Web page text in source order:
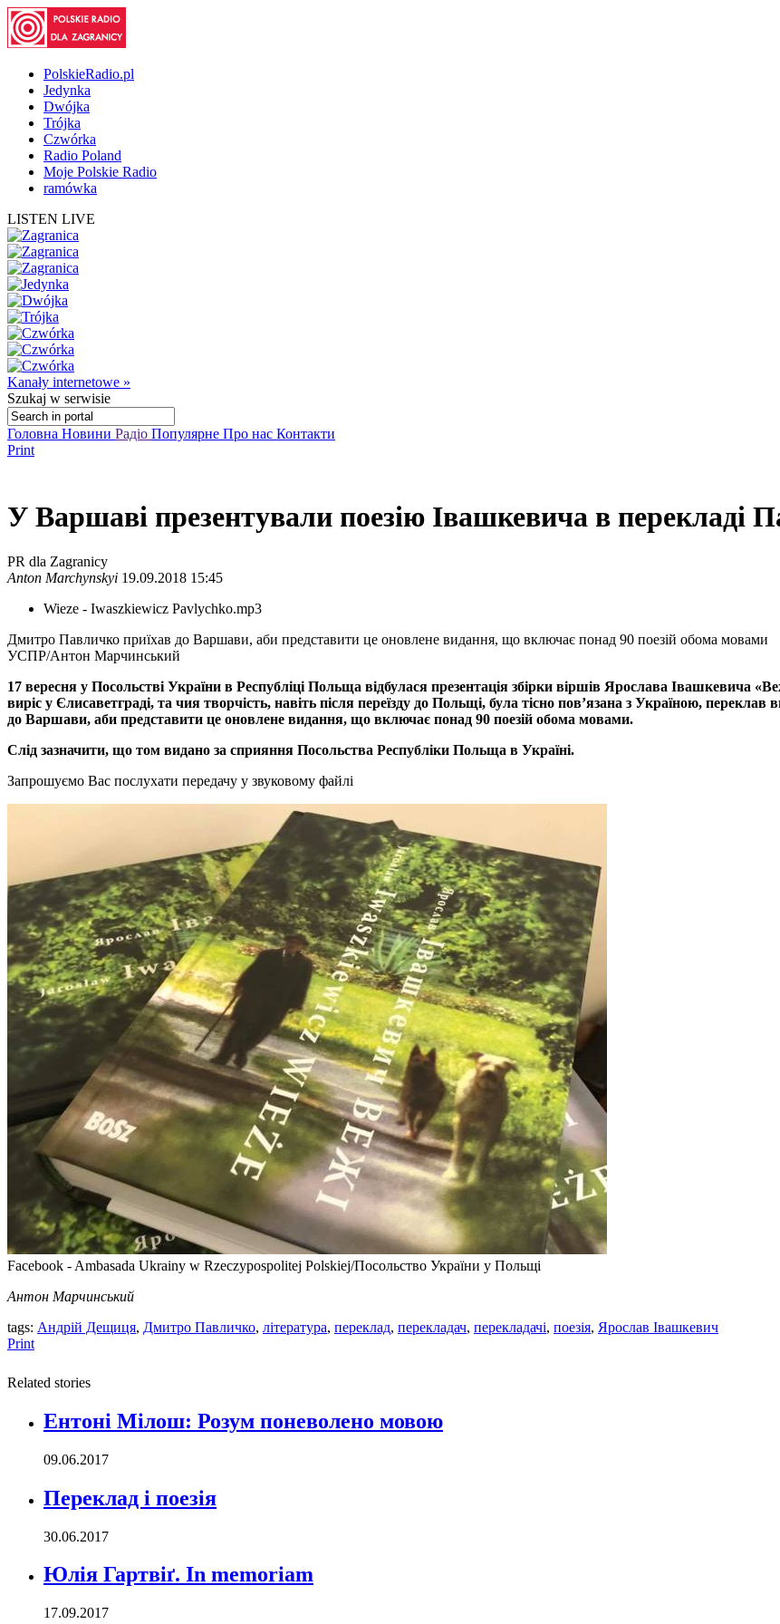
PolskieRadio.pl
Jedynka
Dwójka
Trójka
Czwórka
Radio Poland
Moje Polskie Radio
ramówka
LISTEN LIVE
Kanały internetowe »
Szukaj w serwisie
Головна Новини Радіо Популярне Про нас Контакти
Print
У Варшаві презентували поезію Івашкевича в перекладі
PR dla Zagranicy
Anton Marchynskyi 19.09.2018 15:45
Wieze - Iwaszkiewicz Pavlychko.mp3
Дмитро Павличко приїхав до Варшави, аби представити це оновлене видання, що включає понад 90 поезій обома мовами
УСПР/Антон Марчинський
17 вересня у Посольстві України в Республіці Польща відбулася презентація збірки віршів Ярослава Івашкевича
виріс у Єлисаветграді, та чия творчість, навіть після переїзду до Польщі, була тісно пов’язана з Україною,
до Варшави, аби представити це оновлене видання, що включає понад 90 поезій обома мовами.
Слід зазначити, що том видано за сприяння Посольства Республіки Польща в Україні.
Запрошуємо Вас послухати передачу у звуковому файлі
Facebook - Ambasada Ukrainy w Rzeczypospolitej Polskiej/Посольство України у Польщі
Антон Марчинський
tags: Андрій Дещиця, Дмитро Павличко, література, переклад, перекладач, перекладачі, поезія, Ярослав Івашкевич
Print
Related stories
Ентоні Мілош: Розум поневолено мовою
09.06.2017
Переклад і поезія
30.06.2017
Юлія Гартвіґ. In memoriam
17.09.2017